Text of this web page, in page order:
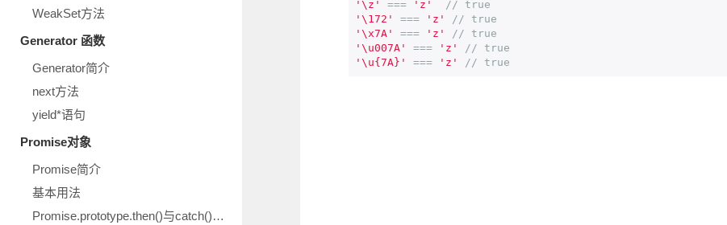
WeakSet方法
Generator 函数
Generator简介
next方法
yield*语句
Promise对象
Promise简介
基本用法
Promise.prototype.then()与catch()示意图
'\z' === 'z'
// true
'\172'
=== 'z'
// true
'\x7A'
=== 'z'
// true
'\u007A'
=== 'z'
// true
'\u{7A}'
=== 'z' // true